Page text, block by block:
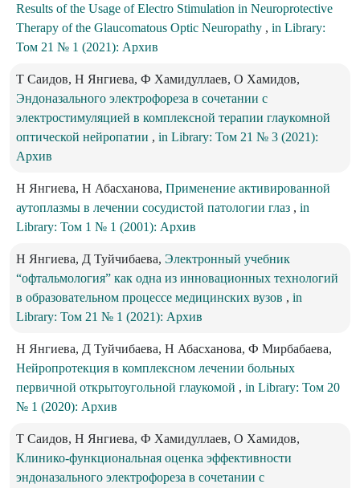
Results of the Usage of Electro Stimulation in Neuroprotective
Therapy of the Glaucomatous Optic Neuropathy , in Library:
Том 21 № 1 (2021): Архив
Т Саидов, Н Янгиева, Ф Хамидуллаев, О Хамидов,
Эндоназального электрофореза в сочетании с
электростимуляцией в комплексной терапии глаукомной
оптической нейропатии , in Library: Том 21 № 3 (2021):
Архив
Н Янгиева, Н Абасханова, Применение активированной
аутоплазмы в лечении сосудистой патологии глаз , in
Library: Том 1 № 1 (2001): Архив
Н Янгиева, Д Туйчибаева, Электронный учебник
“офтальмология” как одна из инновационных технологий
в образовательном процессе медицинских вузов , in
Library: Том 21 № 1 (2021): Архив
Н Янгиева, Д Туйчибаева, Н Абасханова, Ф Мирбабаева,
Нейропротекция в комплексном лечении больных
первичной открытоугольной глаукомой , in Library: Том 20
№ 1 (2020): Архив
Т Саидов, Н Янгиева, Ф Хамидуллаев, О Хамидов,
Клинико-функциональная оценка эффективности
эндоназального электрофореза в сочетании с